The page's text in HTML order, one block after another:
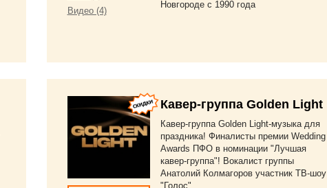
Видео (4)
Новгороде с 1990 года
Кавер-группа Golden Light
Кавер-группа Golden Light-музыка для
праздника! Финалисты премии Wedding
Awards ПФО в номинации "Лучшая
кавер-группа"! Вокалист группы
Анатолий Колмагоров участник ТВ-шоу
"Голос"